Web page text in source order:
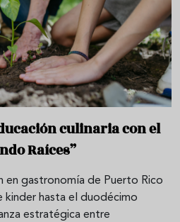
culinaria con el
Raíces”
en gastronomía de Puerto Rico
kinder hasta el duodécimo
estratégica entre